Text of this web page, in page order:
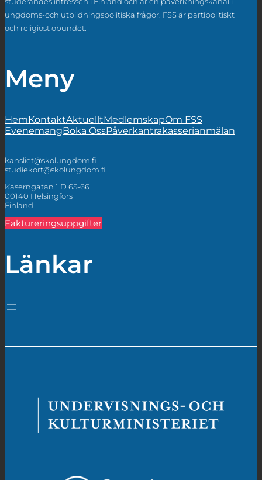
ungdoms-och utbildningspolitiska frågor. FSS är partipolitiskt
och religiöst obundet.
Meny
HemKontaktAktuelltMedlemskapOm FSS
EvenemangBoka OssPåverkantrakasserianmälan
kansliet@skolungdom.fi
studiekort@skolungdom.fi
Kaserngatan 1 D 65-66
00140 Helsingfors
Finland
Faktureringsuppgifter
Länkar